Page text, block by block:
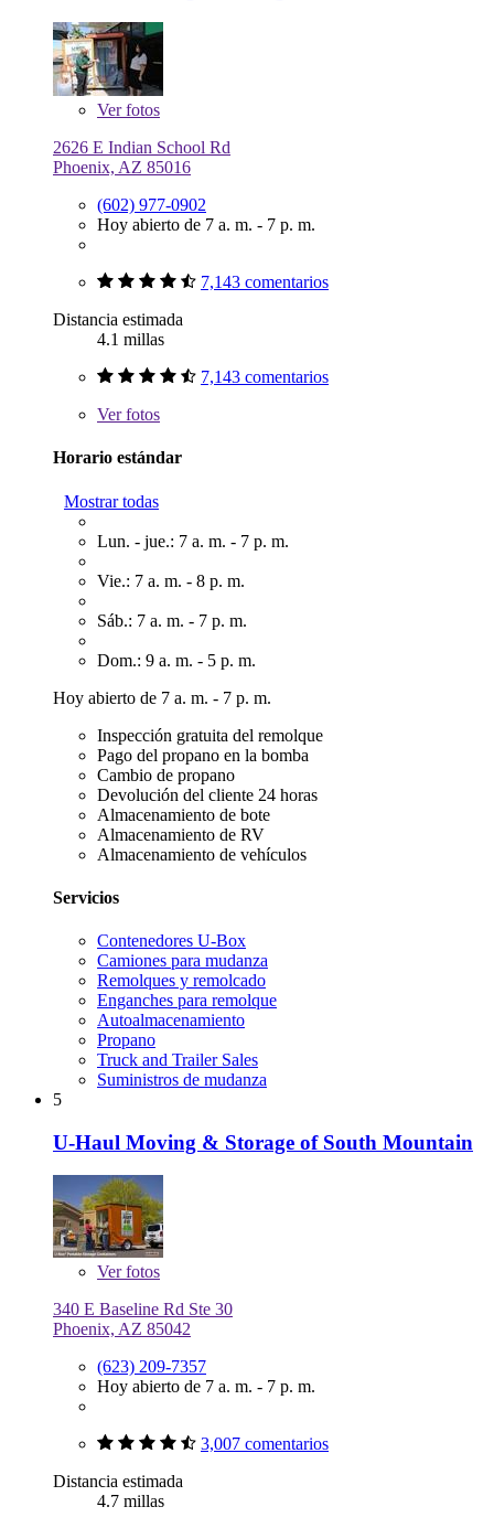
Verfotos
2626 E Indian School Rd
Phoenix, AZ 85016
(602) 977-0902
Hoy abierto de 7 a. m. - 7 p. m.
7,143 comentarios
Distancia estimada
4.1 millas
7,143 comentarios
Verfotos
Horario estándar
Mostrar todas
Lun. - jue.: 7 a. m. - 7 p. m.
Vie.: 7 a. m. - 8 p. m.
Sáb.: 7 a. m. - 7 p. m.
Dom.: 9 a. m. - 5 p. m.
Hoy abierto de 7 a. m. - 7 p. m.
Inspección gratuita del remolque
Pago del propano en la bomba
Cambio de propano
Devolución del cliente 24 horas
Almacenamiento de bote
Almacenamiento de RV
Almacenamiento de vehículos
Servicios
Contenedores U-Box
Camiones para mudanza
Remolques y remolcado
Enganches para remolque
Autoalmacenamiento
Propano
Truck and Trailer Sales
Suministros de mudanza
5
U-Haul Moving & Storage of South Mountain
Verfotos
340 E Baseline Rd Ste 30
Phoenix, AZ 85042
(623) 209-7357
Hoy abierto de 7 a. m. - 7 p. m.
3,007 comentarios
Distancia estimada
4.7 millas